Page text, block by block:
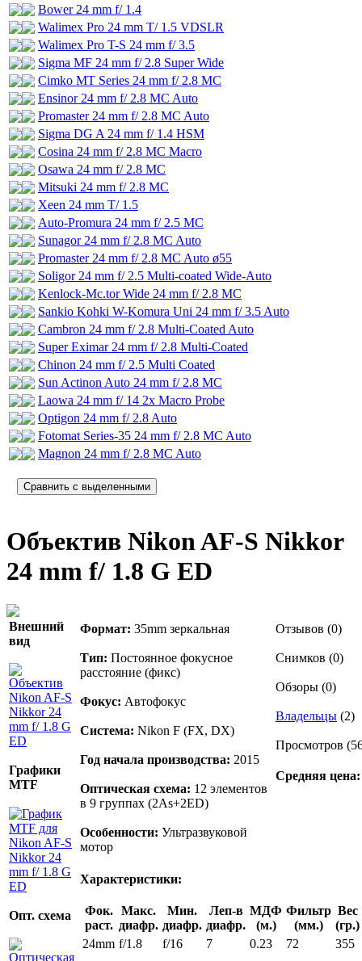
Bower 24 mm f/ 1.4
Walimex Pro 24 mm T/ 1.5 VDSLR
Walimex Pro T-S 24 mm f/ 3.5
Sigma MF 24 mm f/ 2.8 Super Wide
Cimko MT Series 24 mm f/ 2.8 MC
Ensinor 24 mm f/ 2.8 MC Auto
Promaster 24 mm f/ 2.8 MC Auto
Sigma DG A 24 mm f/ 1.4 HSM
Cosina 24 mm f/ 2.8 MC Macro
Osawa 24 mm f/ 2.8 MC
Mitsuki 24 mm f/ 2.8 MC
Xeen 24 mm T/ 1.5
Auto-Promura 24 mm f/ 2.5 MC
Sunagor 24 mm f/ 2.8 MC Auto
Promaster 24 mm f/ 2.8 MC Auto ø55
Soligor 24 mm f/ 2.5 Multi-coated Wide-Auto
Kenlock-Mc.tor Wide 24 mm f/ 2.8 MC
Sankio Kohki W-Komura Uni 24 mm f/ 3.5 Auto
Cambron 24 mm f/ 2.8 Multi-Coated Auto
Super Eximar 24 mm f/ 2.8 Multi-Coated
Chinon 24 mm f/ 2.5 Multi Coated
Sun Actinon Auto 24 mm f/ 2.8 MC
Laowa 24 mm f/ 14 2x Macro Probe
Optigon 24 mm f/ 2.8 Auto
Fotomat Series-35 24 mm f/ 2.8 MC Auto
Magnon 24 mm f/ 2.8 MC Auto
Объектив Nikon AF-S Nikkor
24 mm f/ 1.8 G ED
Внешний
вид
Графики
MTF
Опт. схема
Формат: 35mm зеркальная
Тип: Постоянное фокусное
расстояние (фикс)
Фокус: Автофокус
Система: Nikon F (FX, DX)
Год начала производства: 2015
Оптическая схема: 12 элементов
в 9 группах (2As+2ED)
Особенности: Ультразвуковой
мотор
Отзывов (0)
Снимков (0)
Обзоры (0)
Владельцы (2)
Просмотров
Средняя
Характеристики:
Фок.
раст.
Макс.
диафр.
Мин.
диафр.
Леп-в
диафр.
МДФ
(м.)
Фильтр
(мм.)
Вес
(гр.)
24mm f/1.8 f/16 7 0.23 72 355